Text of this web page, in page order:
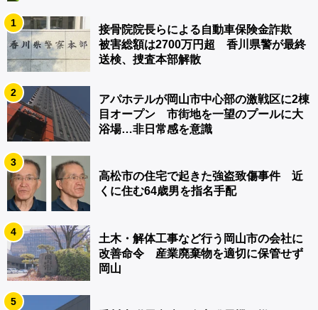
1
接骨院院長らによる自動車保険金詐欺
被害総額は2700万円超 香川県警が最終
送検、捜査本部解散
2
アパホテルが岡山市中心部の激戦区に2棟
目オープン 市街地を一望のプールに大
浴場…非日常感を意識
3
高松市の住宅で起きた強盗致傷事件 近
くに住む64歳男を指名手配
4
土木・解体工事など行う岡山市の会社に
改善命令 産業廃棄物を適切に保管せず
岡山
5